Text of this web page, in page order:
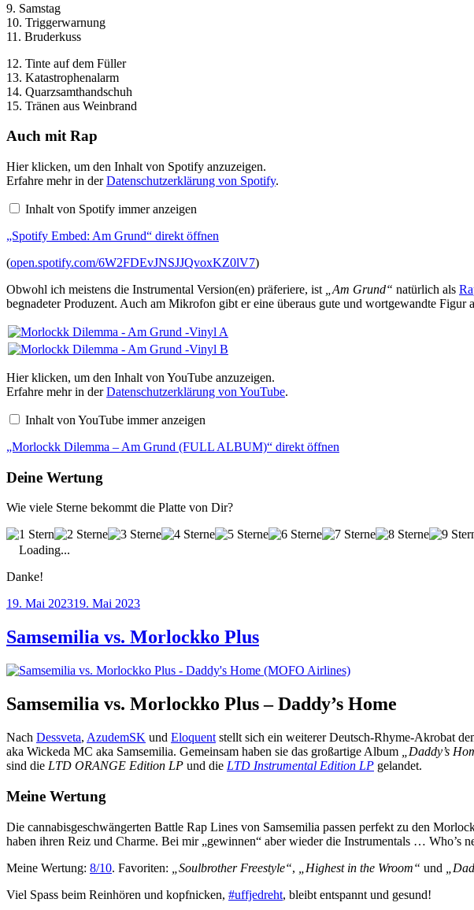
9. Samstag
10. Triggerwarnung
11. Bruderkuss
12. Tinte auf dem Füller
13. Katastrophenalarm
14. Quarzsamthandschuh
15. Tränen aus Weinbrand
Auch mit Rap
„Spotify
Embed:
Am
Grund“
von
anzeigen
Hier klicken, um den Inhalt von Spotify anzuzeigen.
Erfahre mehr in derDatenschutzerklärung von Spotify.
Inhalt von Spotify immer anzeigen
„Spotify Embed: Am Grund“ direkt öffnen
(open.spotify.com/6W2FDEvJNSJJQvoxKZ0lV7)
Obwohl ich meistens die Instrumental Version(en) präferiere, ist
„Am Grund“ natürlich als
begnadeter Produzent. Auch am Mikrofon gibt er eine überaus gute und wortgewandte Figur
„Morlockk
Dilemma
–
Am
Grund
ALBUM)“
YouTube
anzeigen
Hier klicken, um den Inhalt von YouTube anzuzeigen.
Erfahre mehr in derDatenschutzerklärung von YouTube.
Inhalt von YouTube immer anzeigen
„Morlockk Dilemma – Am Grund (FULL ALBUM)“ direkt öffnen
Deine Wertung
Wie viele Sterne bekommt die Platte von Dir?
Loading...
Danke!
Veröffentlicht
19. Mai 202319. Mai 2023
Samsemilia vs. Morlockko Plus
Samsemilia vs. Morlockko Plus – Daddy’s Home
Nach Dessveta, AzudemSK und Eloquent stellt sich ein weiterer Deutsch-Rhyme-Akrobat
aka Wickeda MC aka Samsemilia. Gemeinsam haben sie das großartige Album
„Daddy’s
sind die LTD ORANGE Edition LP und die LTD Instrumental Edition LP gelandet.
Meine Wertung
Die cannabisgeschwängerten Battle Rap Lines von Samsemilia passen perfekt zu den
haben ihren Reiz und Charme. Bei mir „gewinnen“ aber wieder die Instrumentals … Who’s
Meine Wertung: 8/10. Favoriten: „Soulbrother Freestyle“, „Highest in the Wroom“ und
Viel Spass beim Reinhören und kopfnicken, #uffjedreht, bleibt entspannt und gesund!